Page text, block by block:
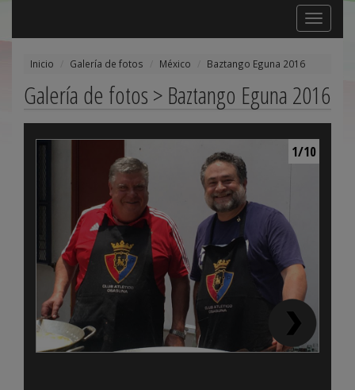
Toggle
navigation
Inicio Galería de fotos México Baztango Eguna 2016
Galería de fotos > Baztango Eguna 2016
1/10